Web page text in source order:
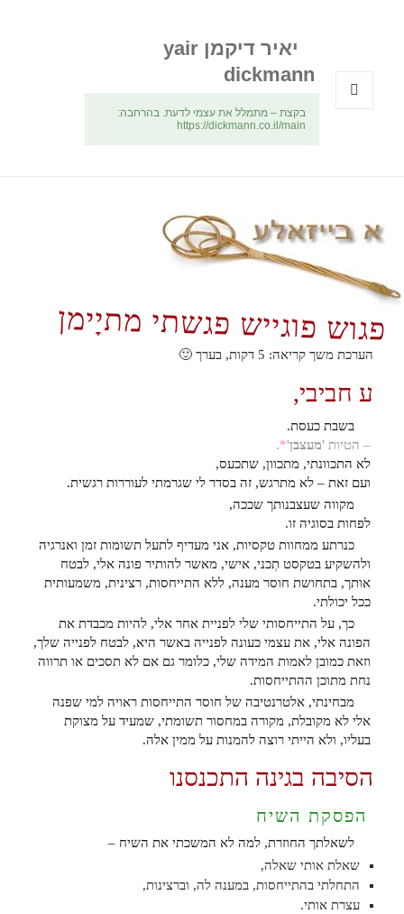
יאיר דיקמן yair
dickmann
בקצת – מתמלל את עצמי לדעת. בהרחבה:
https://dickmann.co.il/main
פגוש פוגייש פגשתי מתיָימן
הערכת משך קריאה: 5 דקות, בערך 🙂
ע חביבי,
בשבת כעסת.
– הטיות 'מעצבן'
*
.
לא התכוונתי, מתכוון, שתכעס,
ועם זאת – לא מתרגש, זה בסדר לי שגרמתי לעוררות רגשית.
מקווה שעצבנותך שככה,
לפחות בסוגיה זו.
כנרתע ממחוות טקסיות, אני מעדיף לתעל תשומות זמן ואנרגיה
ולהשקיע בטקסט תְכני, אישי, מאשר להותיר פונה אלי, לבטח
אותך, בתחושת חוסר מענה, ללא התייחסות, רצינית, משמעותית
ככל יכולתי.
כך, על התייחסותי שלי לפניית אחר אלי, להיות מכבדת את
הפונה אלי, את עצמי כעונה לפנייה באשר היא, לבטח לפנייה שלך,
וזאת כמובן לאמות המידה שלי, כלומר גם אם לא תסכים או תרווה
נחת מתוכן ההתייחסות.
מבחינתי, אלטרנטיבה של חוסר התייחסות ראויה למי שפנה
אלי לא מקובלת, מקורה במחסור תשומתי, שמעיד על מצוקת
בעליו, ולא הייתי רוצה להמנות על ממין אלה.
הסיבה בגינה התכנסנו
הפסקת השיח
לשאלתך החוזרת, למה לא המשכתי את השיח –
שאלת אותי שאלה,
התחלתי בהתייחסות, במענה לה, וברצינות,
עצרת אותי.